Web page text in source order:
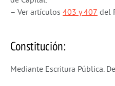
– Ver artículos 403 y 407 del
Constitución:
Mediante Escritura Pública.